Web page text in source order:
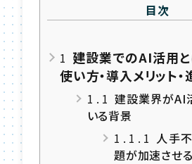
目次
1 建設業でのAI活用
使い方・導入メリット
1.1 建設業界がAI
いる背景
1.1.1 人手
題が加速させ